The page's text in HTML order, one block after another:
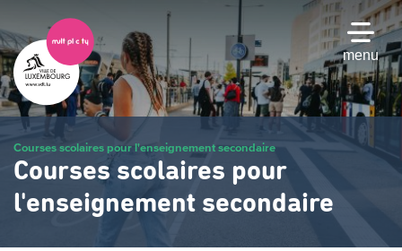
au
contenu
principal
menu
Courses scolaires pour l'enseignement secondaire
Courses scolaires pour
l'enseignement secondaire